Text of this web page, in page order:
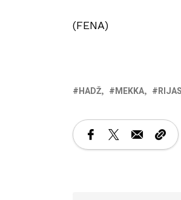
(FENA)
HADŽ MEKKA